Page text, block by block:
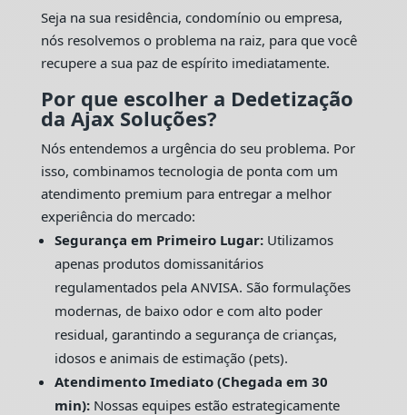
Seja na sua residência, condomínio ou empresa,
nós resolvemos o problema na raiz, para que você
recupere a sua paz de espírito imediatamente.
Por que escolher a Dedetização
da Ajax Soluções?
Nós entendemos a urgência do seu problema. Por
isso, combinamos tecnologia de ponta com um
atendimento premium para entregar a melhor
experiência do mercado:
Segurança em Primeiro Lugar:Utilizamos
apenas produtos domissanitários
regulamentados pela ANVISA. São formulações
modernas, de baixo odor e com alto poder
residual, garantindo a segurança de crianças,
idosos e animais de estimação (pets).
Atendimento Imediato (Chegada em 30
min):Nossas equipes estão estrategicamente